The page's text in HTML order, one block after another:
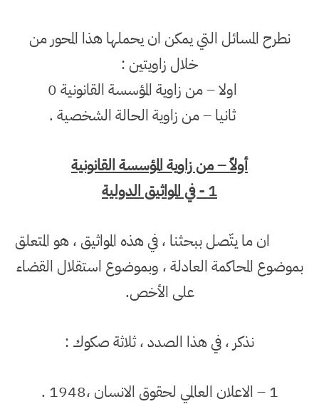
نطرح المسائل التي يمكن ان يحملها هذا المحور من
خلال زاويتين :
اولا – من زاوية المؤسسة القانونية 0
ثانيا – من زاوية الحالة الشخصية .
أولاً – من زاوية المؤسسة القانونية
1 - في المواثيق الدولية
ان ما يتّصل ببحثنا ، في هذه المواثيق ، هو المتعلق
بموضوع المحاكمة العادلة ، وبموضوع استقلال القضاء
على الأخص.
نذكر ، في هذا الصدد ، ثلاثة صكوك :
1 – الاعلان العالمي لحقوق الانسان ،1948 .